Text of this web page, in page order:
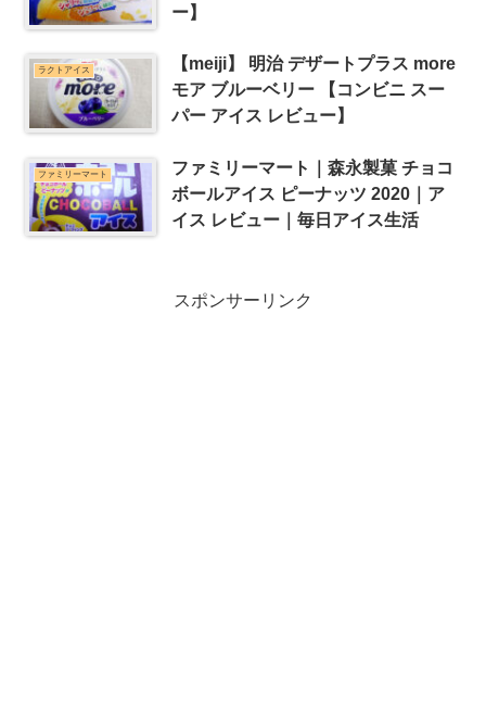
ー】
ラクトアイス
【meiji】 明治 デザートプラス more
モア ブルーベリー 【コンビニ スー
パー アイス レビュー】
ファミリーマート
ファミリーマート｜森永製菓 チョコ
ボールアイス ピーナッツ 2020｜ア
イス レビュー｜毎日アイス生活
スポンサーリンク